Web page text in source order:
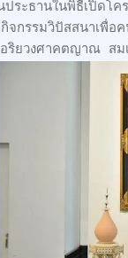
ประธานในพิธีเปิ
รมวิปัสสนาเพื่อค
ริยวงศาคตญาณ ส